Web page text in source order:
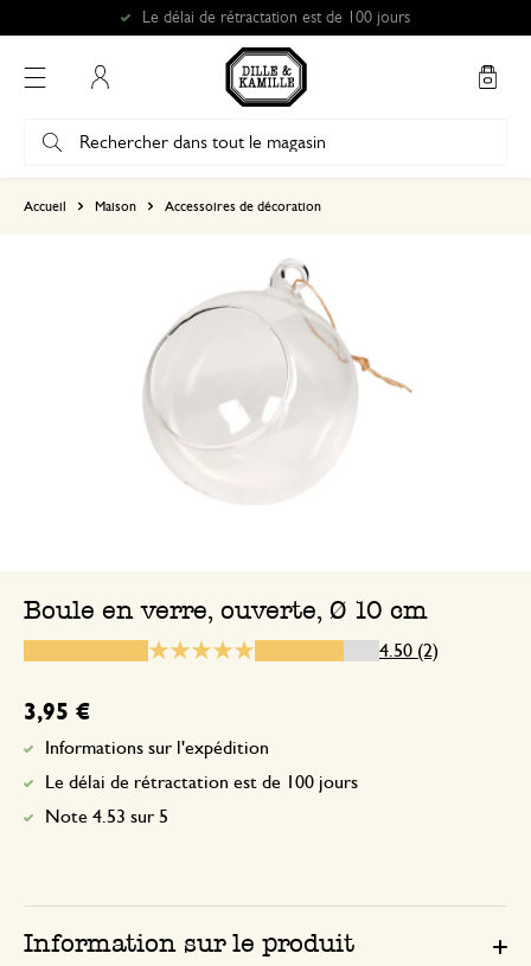
Le délai de rétractation est de 100 jours
Accueil Maison Accessoires de décoration
Boule en verre, ouverte, Ø 10 cm
4.50 (2)
3,95 €
Informations sur l'expédition
Le délai de rétractation est de 100 jours
Note 4.53 sur 5
Information sur le produit
2
en ait qu'en une seule taille.
22 décembre 2024
super produit